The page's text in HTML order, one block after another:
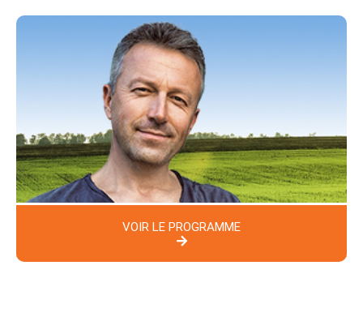
VOIR LE PROGRAMME